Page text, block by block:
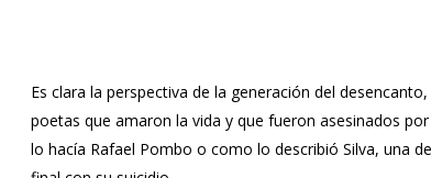
Es clara la perspectiva de la generación del
poetas que amaron la vida y que fueron asesinados
lo hacía Rafael Pombo o como lo describió Silva, una